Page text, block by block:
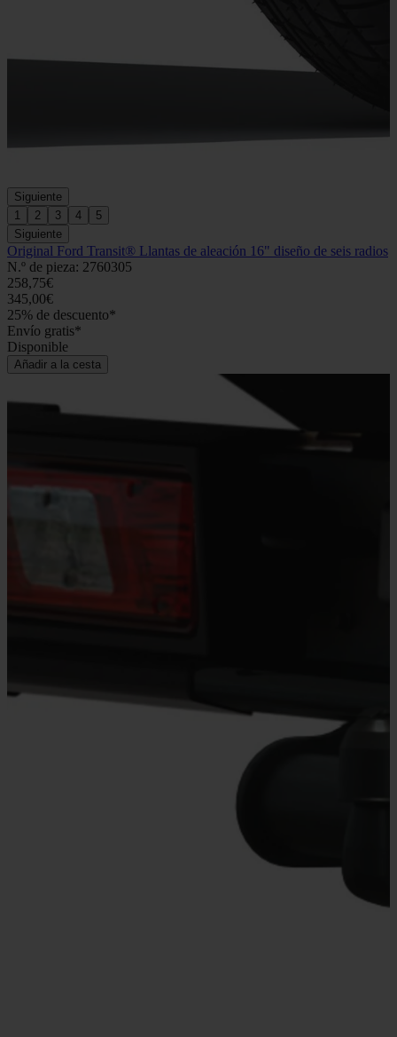
Siguiente
1
2 3 4
5
Siguiente
Original Ford Transit® Llantas de aleación 16" diseño de seis radios
N.º de pieza: 2760305
258,75€
345,00€
25% de descuento*
Envío gratis*
Disponible
Añadir a la cesta